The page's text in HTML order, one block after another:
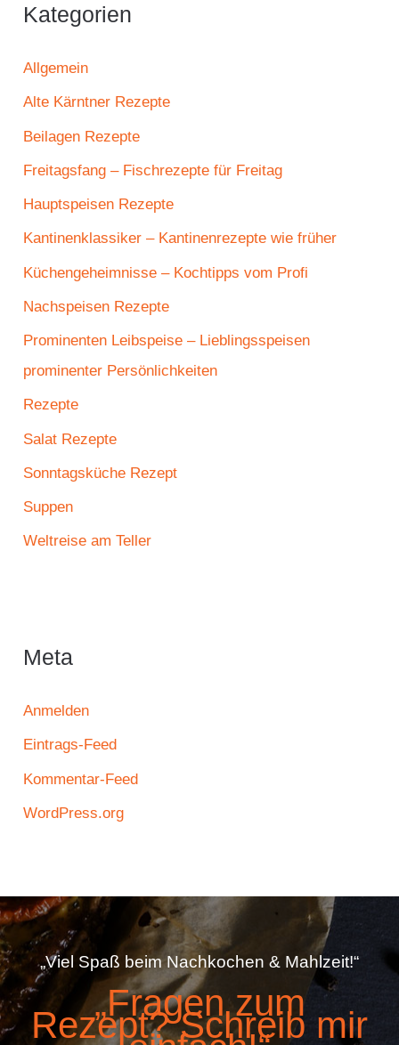
Kategorien
Allgemein
Alte Kärntner Rezepte
Beilagen Rezepte
Freitagsfang – Fischrezepte für Freitag
Hauptspeisen Rezepte
Kantinenklassiker – Kantinenrezepte wie früher
Küchengeheimnisse – Kochtipps vom Profi
Nachspeisen Rezepte
Prominenten Leibspeise – Lieblingsspeisen
prominenter Persönlichkeiten
Rezepte
Salat Rezepte
Sonntagsküche Rezept
Suppen
Weltreise am Teller
Meta
Anmelden
Eintrags-Feed
Kommentar-Feed
WordPress.org
„Viel Spaß beim Nachkochen & Mahlzeit!“
„Fragen zum
Rezept? Schreib mir